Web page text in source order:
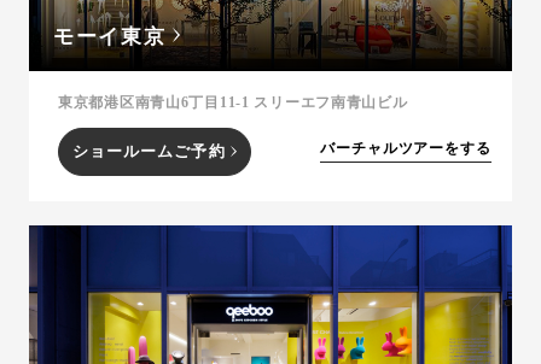
モーイ東京
東京都港区南青山6丁目11-1 スリーエフ南青山ビル
ショールームご予約 バーチャルツアーをする